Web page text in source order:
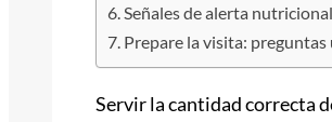
Señales de alerta
Prepare la visita:
Servir la cantidad correcta